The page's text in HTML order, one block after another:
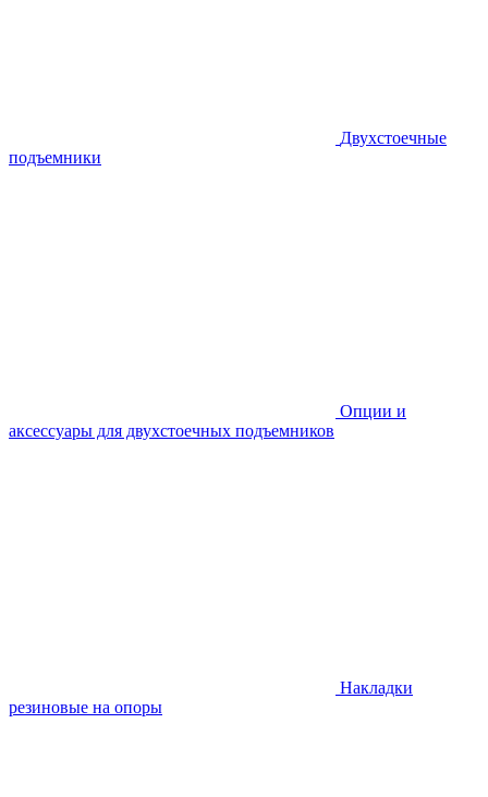
Двухстоечные
подъемники
Опции и
аксессуары для двухстоечных подъемников
Накладки
резиновые на опоры